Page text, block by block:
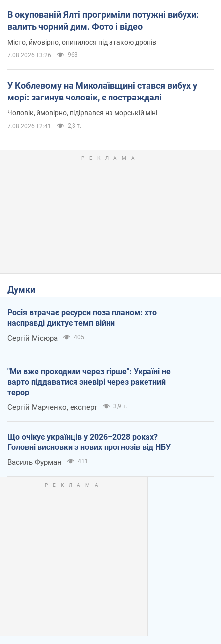
В окупованій Ялті прогриміли потужні вибухи:
валить чорний дим. Фото і відео
Місто, ймовірно, опинилося під атакою дронів
7.08.2026 13:26 963
У Коблевому на Миколаївщині стався вибух у
морі: загинув чоловік, є постраждалі
Чоловік, ймовірно, підірвався на морській міні
7.08.2026 12:41 2,3 т.
Думки
Росія втрачає ресурси поза планом: хто
насправді диктує темп війни
Сергій Місюра 405
"Ми вже проходили через гірше": Україні не
варто піддаватися зневірі через ракетний
терор
Сергій Марченко, експерт 3,9 т.
Що очікує українців у 2026–2028 роках?
Головні висновки з нових прогнозів від НБУ
Василь Фурман 411